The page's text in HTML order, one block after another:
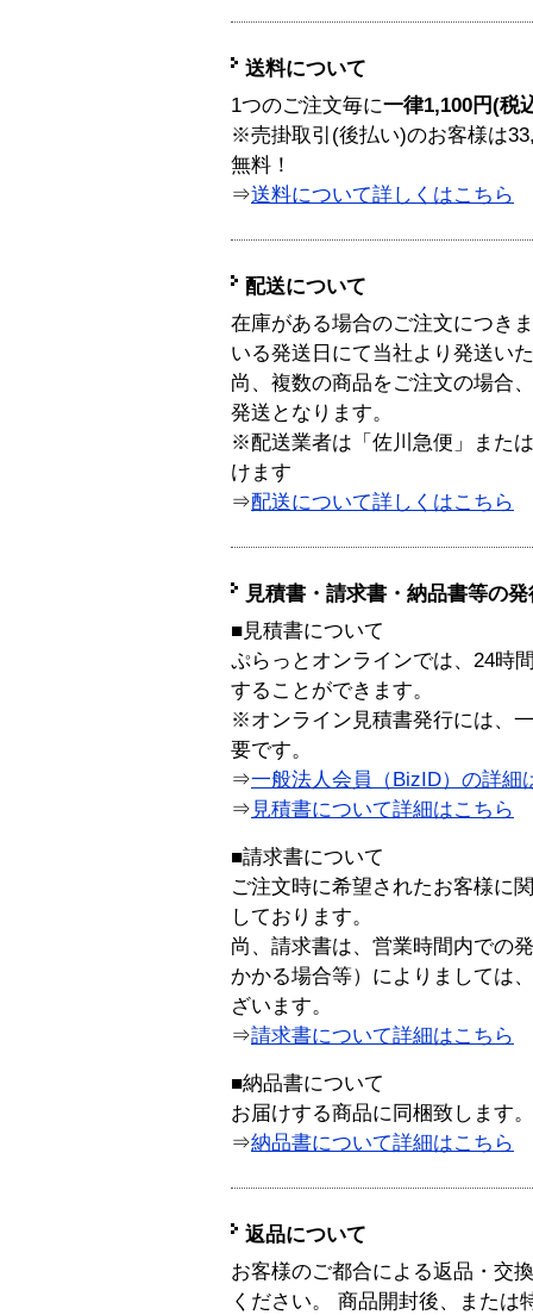
送料について
1つのご注文毎に一律1,100円(税
※売掛取引(後払い)のお客様は
無料！
⇒送料について詳しくはこちら
配送について
在庫がある場合のご注文につき
いる発送日にて当社より発送い
尚、複数の商品をご注文の場合
発送となります。
※配送業者は「佐川急便」また
けます
⇒配送について詳しくはこちら
見積書・請求書・納品書等の
■見積書について
ぷらっとオンラインでは、24時
することができます。
※オンライン見積書発行には、
要です。
⇒一般法人会員（BizID）の詳細
⇒ 見積書について詳細はこちら
■請求書について
ご注文時に希望されたお客様に
しております。
尚、請求書は、営業時間内での
かかる場合等）によりましては
ざいます。
⇒請求書について詳細はこちら
■納品書について
お届けする商品に同梱致します。
⇒納品書について詳細はこちら
返品について
お客様のご都合による返品・交
ください。 商品開封後、または